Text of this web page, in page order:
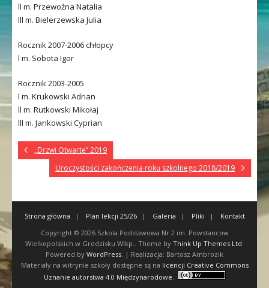
ll m. Przewoźna Natalia
lll m. Bielerzewska Julia
Rocznik 2007-2006 chłopcy
l m. Sobota Igor
Rocznik 2003-2005
l m. Krukowski Adrian
ll m. Rutkowski Mikołaj
lll m. Jankowski Cyprian
„Drzwi Otwarte” 2019
Uroczystości zakończenia roku szkolnego 2018/2019
Strona główna Plan lekcji 25/26 Galeria Pliki
Kontakt
Copyright © 2026 Szkola Podstawowa Nr 2 im. Powstancow
Wielkopolskich w Grodzisku Wlkp.
. Theme by Think Up Themes Ltd
Powered by WordPress . | Realizacja: Bartosz Ambrozik
Materiały na witrynie szkoły dostępne są na licencji Creative Commons
Uznanie autorstwa 4.0 Międzynarodowe